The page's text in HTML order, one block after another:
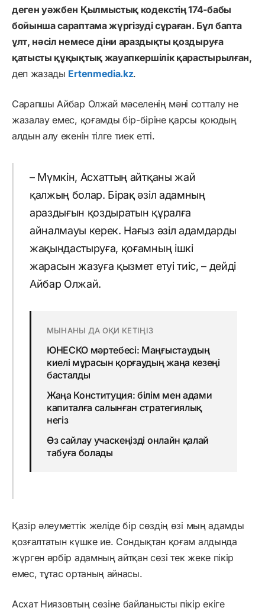
деген уәжбен Қылмыстық кодекстің 174-бабы
бойынша сараптама жүргізуді сұраған. Бұл бапта
ұлт, нәсіл немесе діни араздықты қоздыруға
қатысты құқықтық жауапкершілік қарастырылған,
деп жазады Ertenmedia.kz.
Сарапшы Айбар Олжай мәселенің мәні сотталу не
жазалау емес, қоғамды бір-біріне қарсы қоюдың
алдын алу екенін тілге тиек етті.
– Мүмкін, Асхаттың айтқаны жай
қалжың болар. Бірақ әзіл адамның
араздығын қоздыратын құралға
айналмауы керек. Нағыз әзіл адамдарды
жақындастыруға, қоғамның ішкі
жарасын жазуға қызмет етуі тиіс, – дейді
Айбар Олжай.
МЫНАНЫ ДА ОҚИ КЕТІҢІЗ
ЮНЕСКО мәртебесі: Маңғыстаудың
киелі мұрасын қорғаудың жаңа кезеңі
басталды
Жаңа Конституция: білім мен адами
капиталға салынған стратегиялық
негіз
Өз сайлау учаскеңізді онлайн қалай
табуға болады
Қазір әлеуметтік желіде бір сөздің өзі мың адамды
қозғалтатын күшке ие. Сондықтан қоғам алдында
жүрген әрбір адамның айтқан сөзі тек жеке пікір
емес, тұтас ортаның айнасы.
Асхат Ниязовтың сөзіне байланысты пікір екіге